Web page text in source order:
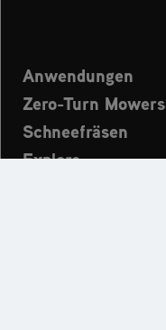
Anwendungen
Zero-Turn Mowers
Schneefräsen
Explore